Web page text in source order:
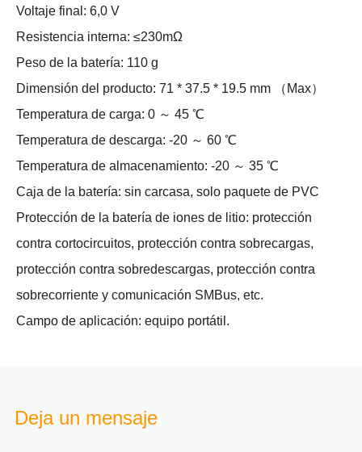
Voltaje final: 6,0 V
Resistencia interna: ≤230mΩ
Peso de la batería: 110 g
Dimensión del producto: 71 * 37.5 * 19.5 mm （Max）
Temperatura de carga: 0 ～ 45 ℃
Temperatura de descarga: -20 ～ 60 ℃
Temperatura de almacenamiento: -20 ～ 35 ℃
Caja de la batería: sin carcasa, solo paquete de PVC
Protección de la batería de iones de litio: protección
contra cortocircuitos, protección contra sobrecargas,
protección contra sobredescargas, protección contra
sobrecorriente y comunicación SMBus, etc.
Campo de aplicación: equipo portátil.
Deja un mensaje